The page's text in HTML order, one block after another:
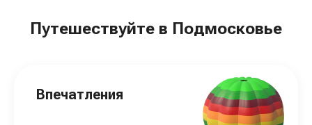
Путешествуйте в Подмосковье
Впечатления